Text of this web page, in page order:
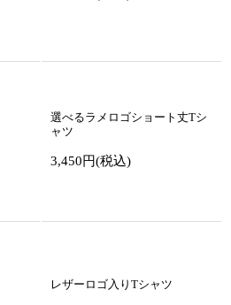
選べるラメロゴショート丈Tシ
ャツ
3,450円(税込)
レザーロゴ入りTシャツ